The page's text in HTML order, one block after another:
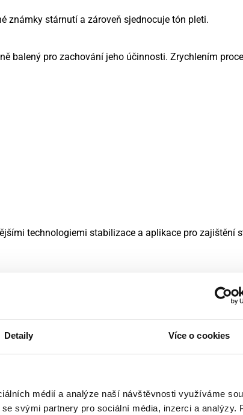
Detaily Více o cookies
médií a analýze naší návštěvnosti využíváme
svými partnery pro sociální média, inzerci a analýzy.
známky stárnutí a zároveň sjednocuje tón pleti.
balený pro zachování jeho účinnosti. Zrychlením
technologiemi stabilizace a aplikace pro zajištění
se oblasti očí a rtů.
na každou druhou noc, poté na každou noc
širokospektrální opalovací krém s vysokou ochranou.
na 50 ženách ve věku 35–65 let s mírnými až
pleti, změnami barvy a tmavými skvrnami. Retinol 0,3